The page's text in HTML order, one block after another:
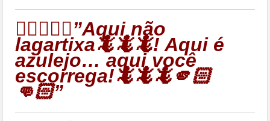
👉🏻🦎🦎🦎”Aqui não
lagartixa🦎🦎🦎! Aqui é
azulejo… aqui você
escorrega!🦎🦎🦎🫵🏻
👊🏻”